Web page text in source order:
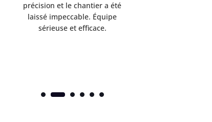
précision et le chantier a été
laissé impeccable. Équipe
sérieuse et efficace.